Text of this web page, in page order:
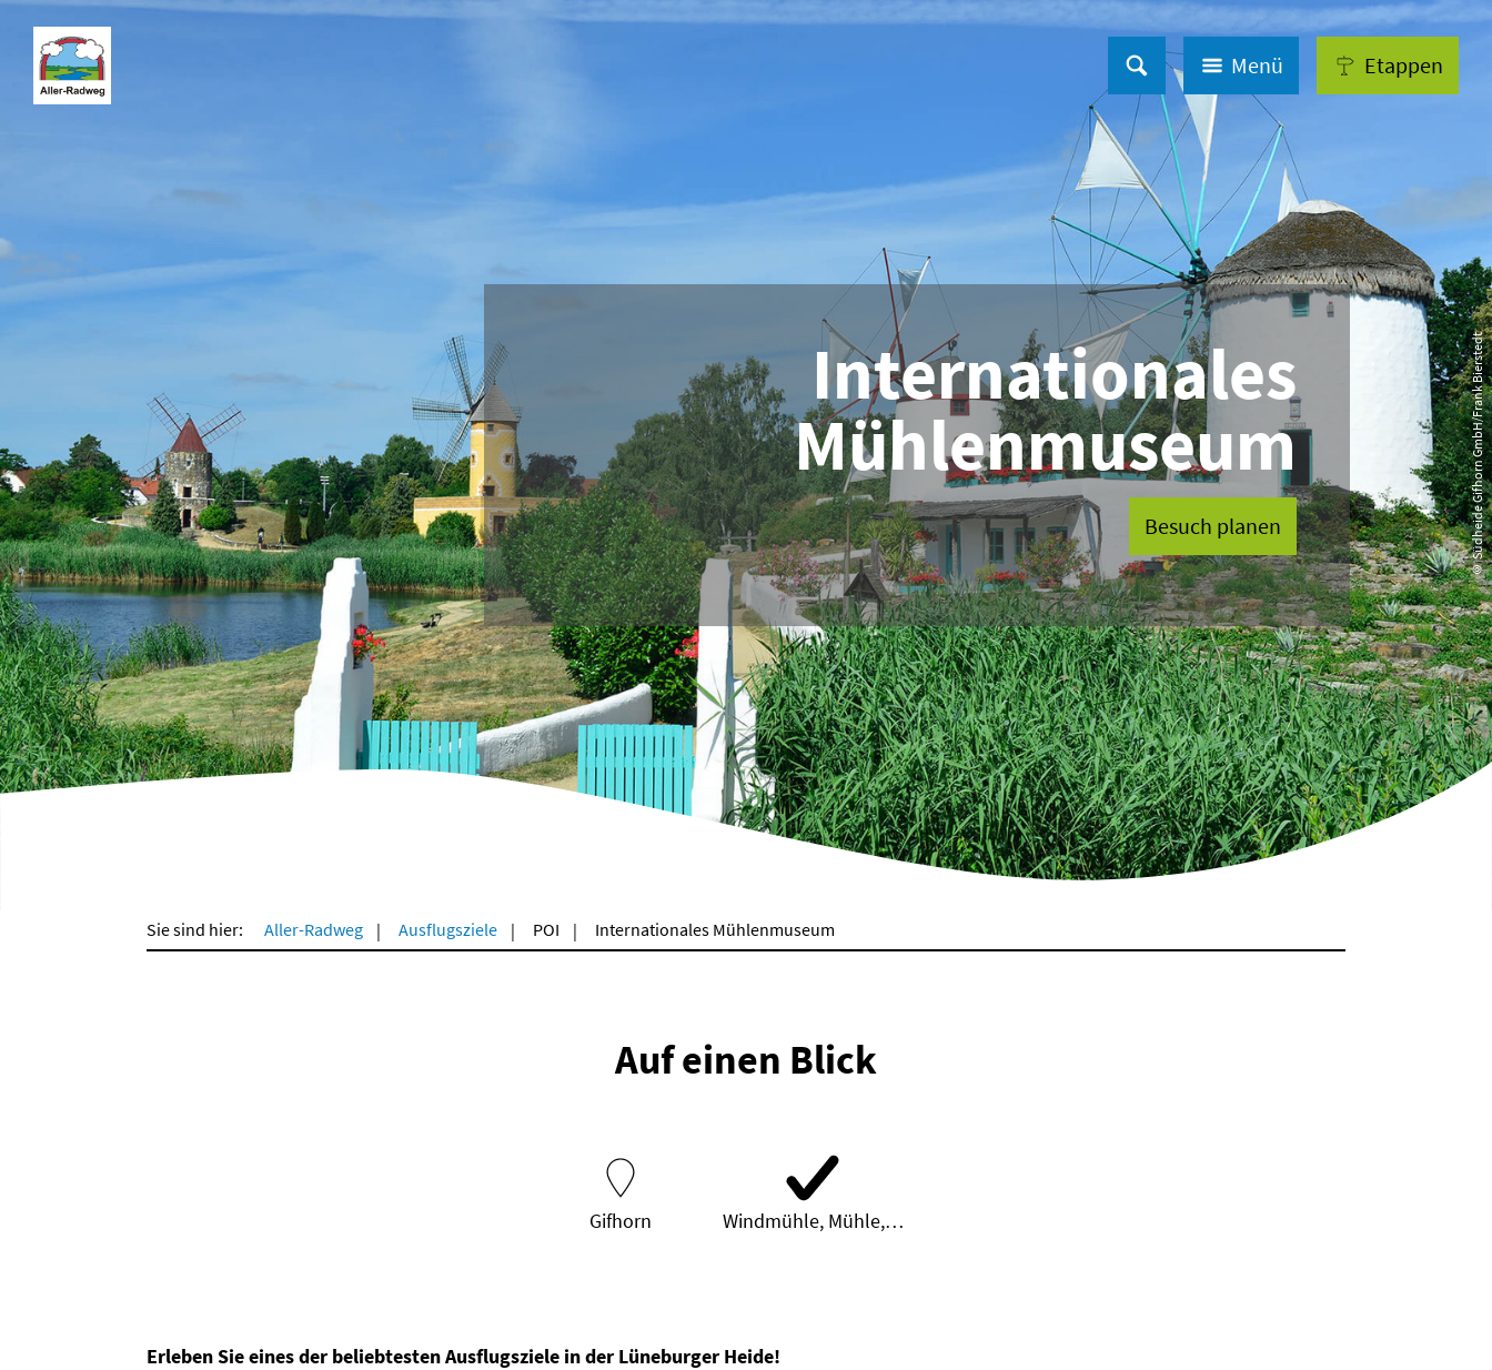
Menü Etappen
© Südheide Gifhorn GmbH/Frank Bierstedt
Internationales
Mühlenmuseum
Besuch planen
Sie sind hier: Aller-Radweg Ausflugsziele POI Internationales Mühlenmuseum
Auf einen Blick
Gifhorn Windmühle, Mühle,…
Erleben Sie eines der beliebtesten Ausflugsziele in der Lüneburger Heide!